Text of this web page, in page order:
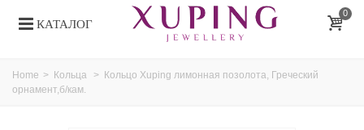
КАТАЛОГ
0
Home > Кольца > Кольцо Xuping лимонная позолота, Греческий
орнамент,б/кам.